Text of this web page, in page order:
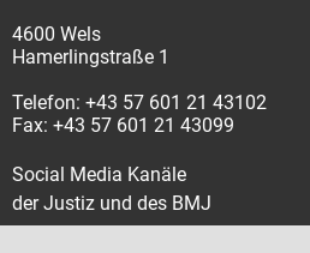
4600 Wels
Hamerlingstraße 1
Telefon: +43 57 601 21 43102
Fax: +43 57 601 21 43099
Social Media Kanäle
der Justiz und des BMJ